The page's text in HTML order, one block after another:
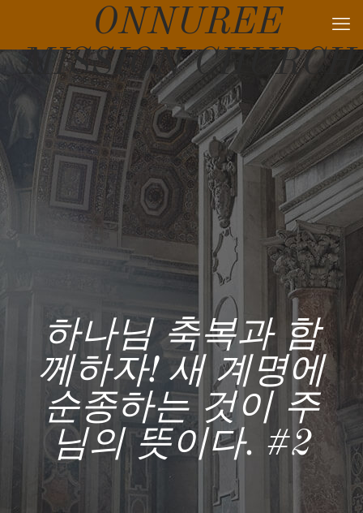
ONNUREE
MISSION CHURCH
하나님 축복과 함
께하자! 새 계명에
순종하는 것이 주
님의 뜻이다. #2